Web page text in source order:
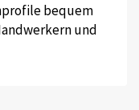
bequem
und